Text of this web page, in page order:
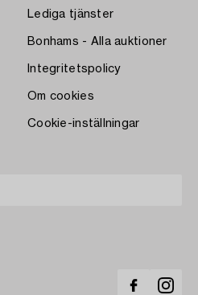
Lediga tjänster
Bonhams - Alla auktioner
Integritetspolicy
Om cookies
Cookie-inställningar